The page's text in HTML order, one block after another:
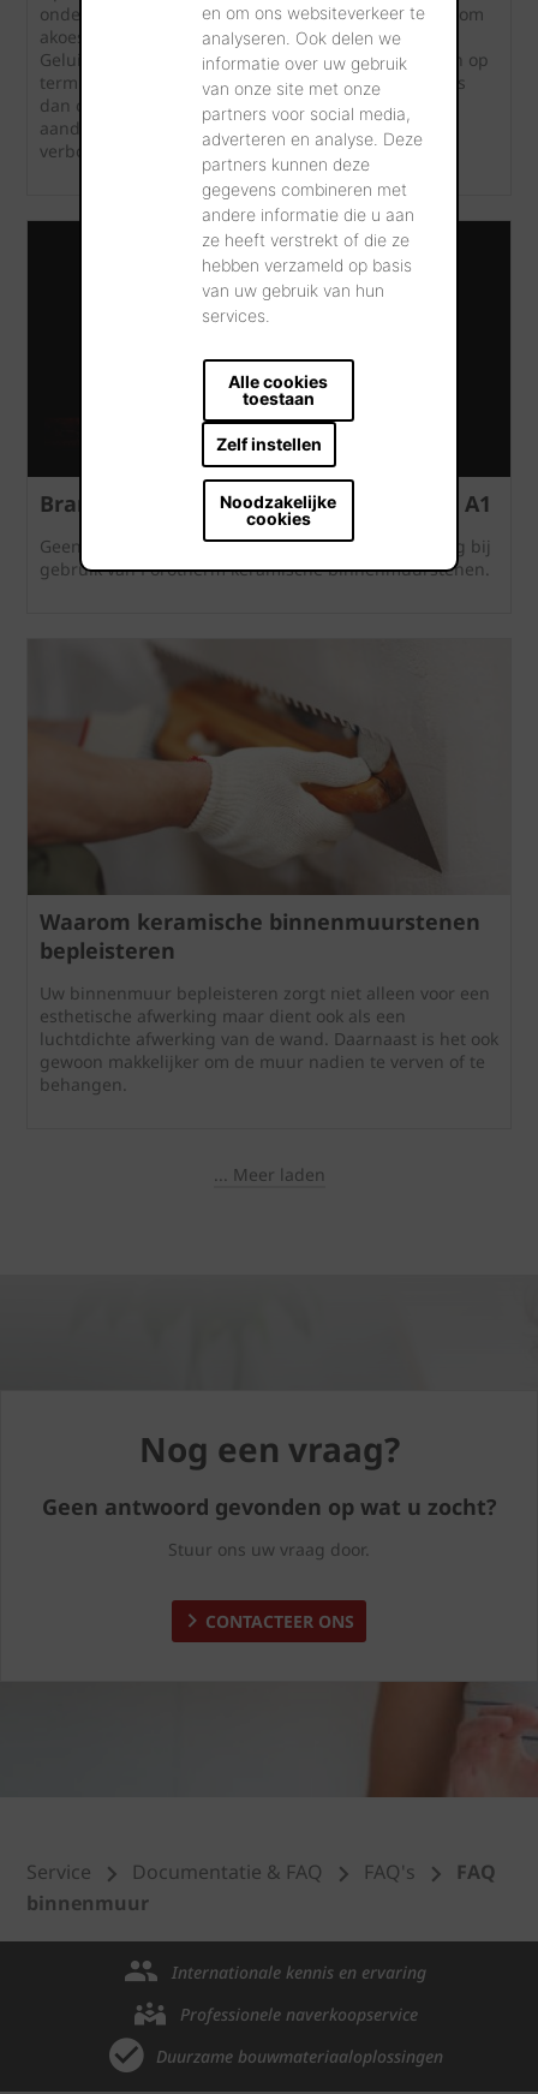
en om ons websiteverkeer te
analyseren. Ook delen we
informatie over uw gebruik
van onze site met onze
partners voor social media,
adverteren en analyse. Deze
partners kunnen deze
gegevens combineren met
andere informatie die u aan
ze heeft verstrekt of die ze
hebben verzameld op basis
van uw gebruik van hun
services.
Alle cookies
toestaan
Zelf instellen
Noodzakelijke
cookies
onderzoeken ontwikkelden we principeoplossingen om
akoestische isolatie verder te optimaliseren.
Geluidsoverlast doet afbreuk aan ons leefcomfort en op
termijn ondermijnt het zelfs onze gezondheid. Het is
dan ook logisch dat akoestische isolatie een
aandachtspunt geworden is bij het bouwen en
verbouwen.
Brandreactie: hoogste Europese klasse A1
Geen bijkomende brandwerende maatregelen nodig bij
gebruik van Porotherm keramische binnenmuurstenen.
Waarom keramische binnenmuurstenen
bepleisteren
Uw binnenmuur bepleisteren zorgt niet alleen voor een
esthetische afwerking maar dient ook als een
luchtdichte afwerking van de wand. Daarnaast is het ook
gewoon makkelijker om de muur nadien te verven of te
behangen.
... Meer laden
Nog een vraag?
Geen antwoord gevonden op wat u zocht?
Stuur ons uw vraag door.
CONTACTEER ONS
Service Documentatie & FAQ FAQ's
FAQ
binnenmuur
Internationale kennis en ervaring
Professionele naverkoopservice
Duurzame bouwmateriaaloplossingen